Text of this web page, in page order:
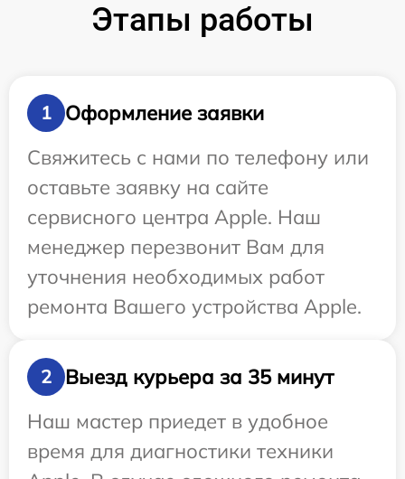
Этапы работы
1
Оформление заявки
Свяжитесь с нами по телефону или
оставьте заявку на сайте
сервисного центра Apple. Наш
менеджер перезвонит Вам для
уточнения необходимых работ
ремонта Вашего устройства Apple.
2
Выезд курьера за 35 минут
Наш мастер приедет в удобное
время для диагностики техники